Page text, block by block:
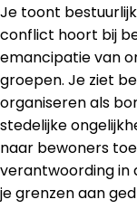
Je toont
conflict hoort bij
emancipatie van
groepen. Je ziet
organiseren als
stedelijke
naar bewoners
verantwoording in
je grenzen aan